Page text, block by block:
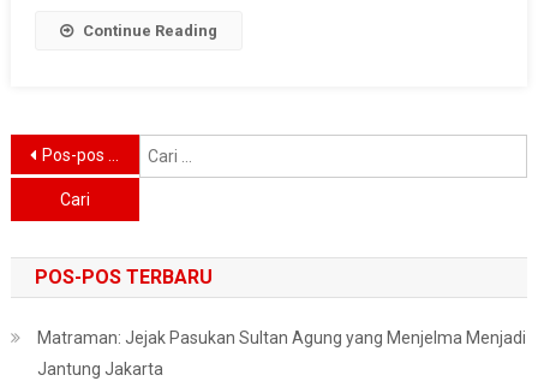
Continue Reading
Navigasi
pos
Pos-pos lama
POS-POS TERBARU
Matraman: Jejak Pasukan Sultan Agung yang Menjelma Menjadi
Jantung Jakarta